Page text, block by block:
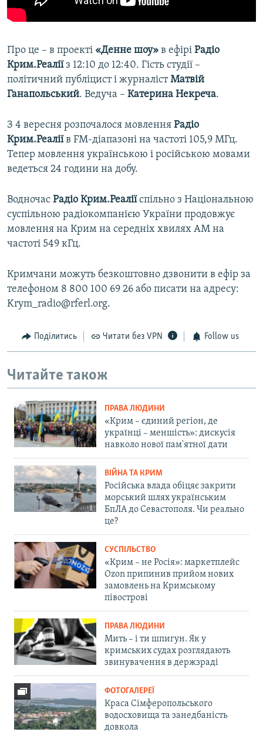
Про це – в проекті «Денне шоу» в ефірі Радіо
Крим.Реаліїз 12:10 до 12:40. Гість студії –
політичний публіцист і журналістМатвій
Ганапольський. Ведуча – Катерина Некреча.
З 4 вересня розпочалося мовлення Радіо
Крим.Реаліїв FM-діапазоні на частоті 105,9 МГц.
Тепер мовлення українською і російською мовами
ведеться 24 години на добу.
Водночас Радіо Крим.Реаліїспільно з Національною
суспільною радіокомпанією України продовжує
мовлення на Крим на середніх хвилях АМ на
частоті 549 кГц.
Кримчани можуть безкоштовно дзвонити в ефір за
телефоном 8 800 100 69 26 або писати на адресу:
Krym_radio@rferl.org.
Поділитись Читати без VPN Follow us
Читайте також
ПРАВА ЛЮДИНИ
«Крим – єдиний регіон, де
українці – меншість»: дискусія
навколо нової пам'ятної дати
ВІЙНА ТА КРИМ
Російська влада обіцяє закрити
морський шлях українським
БпЛА до Севастополя. Чи реально
це?
СУСПІЛЬСТВО
«Крим – не Росія»: маркетплейс
Ozon припинив прийом нових
замовлень на Кримському
півострові
ПРАВА ЛЮДИНИ
Мить – і ти шпигун. Як у
кримських судах розглядають
звинувачення в держзраді
ФОТОГАЛЕРЕЇ
Краса Сімферопольського
водосховища та занедбаність
довкола